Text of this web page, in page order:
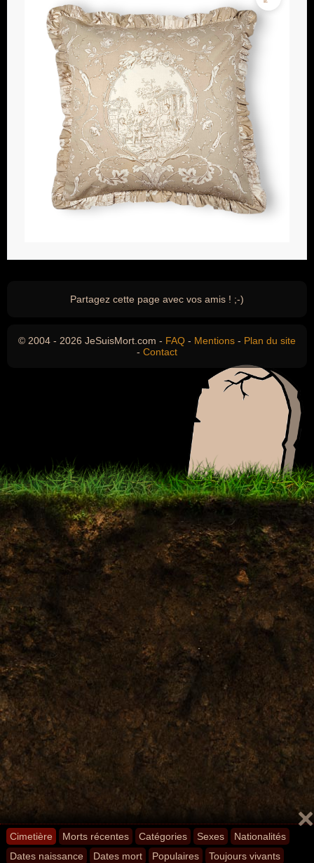
Cimetière Morts récentes Catégories Sexes
Nationalités
Dates naissance
Dates mort Populaires Toujours vivants
Partagez cette page avec vos amis ! ;-)
© 2004 - 2026 JeSuisMort.com - FAQ - Mentions - Plan du site
- Contact